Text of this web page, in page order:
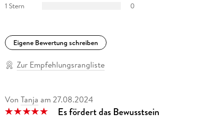
1 Stern
0
Eigene Bewertung schreiben
Zur Empfehlungsrangliste
Von Tanja am 27.08.2024
Es fördert das Bewusstsein